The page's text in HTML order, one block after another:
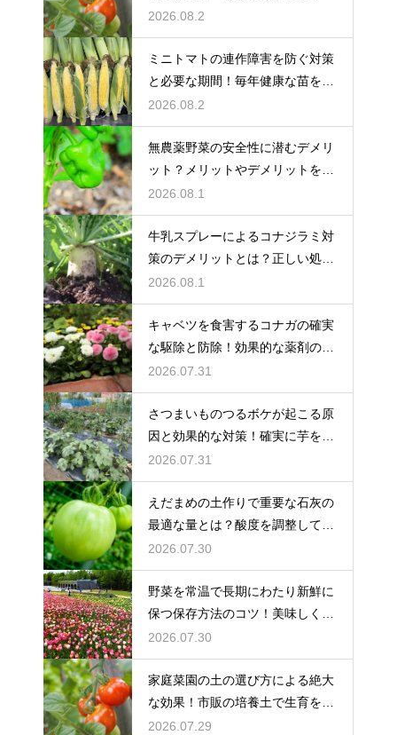
理法
2026.08.2
ミニトマトの連作障害を防ぐ対策
と必要な期間！毎年健康な苗を育
てる
2026.08.2
無農薬野菜の安全性に潜むデメリ
ット？メリットやデメリットを徹
底的に検証
2026.08.1
牛乳スプレーによるコナジラミ対
策のデメリットとは？正しい処理
で防ぐ
2026.08.1
キャベツを食害するコナガの確実
な駆除と防除！効果的な薬剤の選
び方
2026.07.31
さつまいものつるボケが起こる原
因と効果的な対策！確実に芋を肥
大化
2026.07.31
えだまめの土作りで重要な石灰の
最適な量とは？酸度を調整して生
育を促す
2026.07.30
野菜を常温で長期にわたり新鮮に
保つ保存方法のコツ！美味しく食
べ切る
2026.07.30
家庭菜園の土の選び方による絶大
な効果！市販の培養土で生育を劇
的に改善
2026.07.29